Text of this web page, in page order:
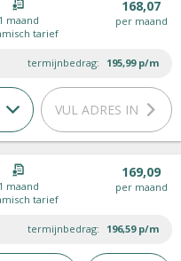
1 maand
tarief
168,07
per maand
termijnbedrag: 195,99 p/m
VUL ADRES IN
1 maand
tarief
169,09
per maand
termijnbedrag: 196,59 p/m